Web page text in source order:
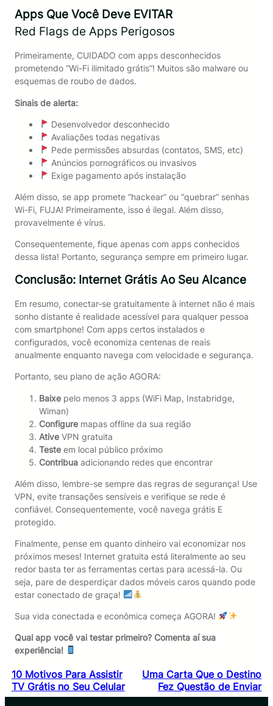
Apps Que Você Deve EVITAR
Red Flags de Apps Perigosos
Primeiramente, CUIDADO com apps desconhecidos
prometendo “Wi-Fi ilimitado grátis”! Muitos são malware ou
esquemas de roubo de dados.
Sinais de alerta:
Desenvolvedor desconhecido
Avaliações todas negativas
Pede permissões absurdas (contatos, SMS, etc)
Anúncios pornográficos ou invasivos
Exige pagamento após instalação
Além disso, se app promete “hackear” ou “quebrar” senhas
Wi-Fi, FUJA! Primeiramente, isso é ilegal. Além disso,
provavelmente é vírus.
Consequentemente, fique apenas com apps conhecidos
dessa lista! Portanto, segurança sempre em primeiro lugar.
Conclusão: Internet Grátis Ao Seu Alcance
Em resumo, conectar-se gratuitamente à internet não é mais
sonho distante é realidade acessível para qualquer pessoa
com smartphone! Com apps certos instalados e
configurados, você economiza centenas de reais
anualmente enquanto navega com velocidade e segurança.
Portanto, seu plano de ação AGORA:
Baixepelo menos 3 apps (WiFi Map, Instabridge,
Wiman)
Configuremapas offline da sua região
AtiveVPN gratuita
Testeem local público próximo
Contribuaadicionando redes que encontrar
Além disso, lembre-se sempre das regras de segurança! Use
VPN, evite transações sensíveis e verifique se rede é
confiável. Consequentemente, você navega grátis E
protegido.
Finalmente, pense em quanto dinheiro vai economizar nos
próximos meses! Internet gratuita está literalmente ao seu
redor basta ter as ferramentas certas para acessá-la. Ou
seja, pare de desperdiçar dados móveis caros quando pode
estar conectado de graça!
Sua vida conectada e econômica começa AGORA!
Qual app você vai testar primeiro? Comenta aí sua
experiência!
10 Motivos Para Assistir
TV Grátis no Seu Celular
Uma Carta Que o Destino
Fez Questão de Enviar